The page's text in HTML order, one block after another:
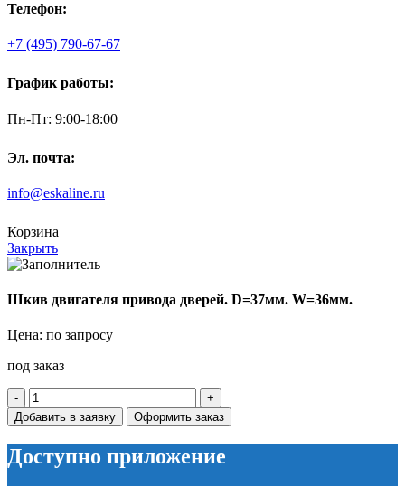
Телефон:
+7 (495) 790-67-67
График работы:
Пн-Пт: 9:00-18:00
Эл. почта:
info@eskaline.ru
Корзина
Закрыть
Шкив двигателя привода дверей. D=37мм. W=36мм.
Цена: по запросу
под заказ
Количество
товара
Шкив
двигателя
привода
Добавить в заявку Оформить заказ
Доступно приложение